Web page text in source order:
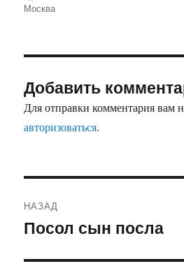
Москва
Добавить
Для отправки комментария вам
авторизоваться.
по
записям
НАЗАД
Предыдущая
Посол сын посла